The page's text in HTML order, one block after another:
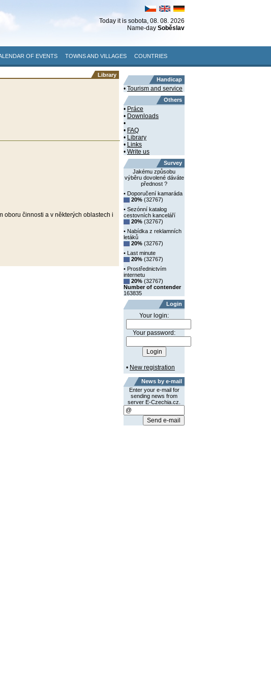
Today it is sobota, 08. 08. 2026
Name-day Soběslav
OF EVENTS TOWNS AND VILLAGES COUNTRIES
Library
oboru činnosti a v některých oblastech i
Handicap
• Tourism and service
Others
• Práce
• Downloads
•
• FAQ
• Library
• Links
• Write us
Survey
Jakému způsobu
výběru dovolené dáváte
přednost ?
• Doporučení kamaráda
20% (32767)
• Sezónní katalog
cestovních kanceláří
20% (32767)
• Nabídka z reklamních
letáků
20% (32767)
• Last minute
20% (32767)
• Prostřednictvím
internetu
20% (32767)
Number of contender
163835
Login
Your login:
Your password:
• New registration
News by e-mail
Enter your e-mail for
sending news from
server E-Czechia.cz.